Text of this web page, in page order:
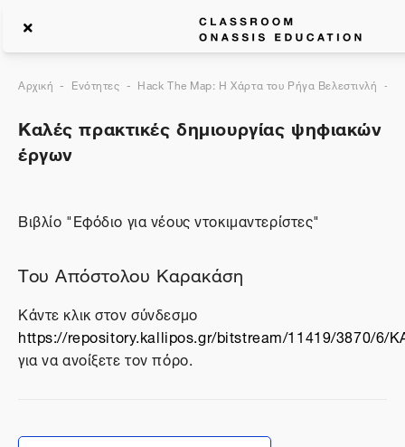
Αρχική Ενότητες Hack The Map: Η Χάρτα του Ρήγα Βελεστινλή
Καλές πρακτικές δημιουργίας ψηφιακών
έργων
Βιβλίο "Εφόδιο για νέους ντοκιμαντερίστες"
Του Απόστολου Καρακάση
Κάντε κλικ στον σύνδεσμο
https://repository.kallipos.gr/bitstream/11419/3870/6/
για να ανοίξετε τον πόρο.